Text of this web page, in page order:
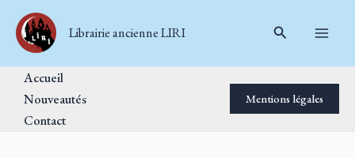
contenu
Librairie ancienne LIRI Rechercher
Accueil
Nouveautés
Contact
Mentions légales